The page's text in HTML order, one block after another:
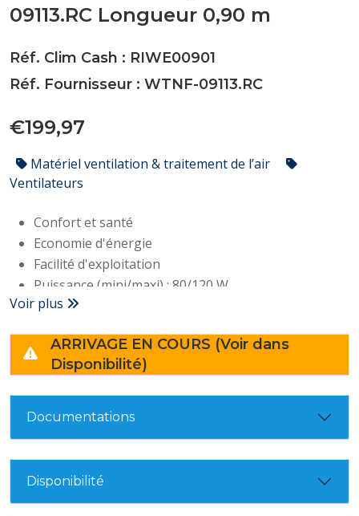
09113.RC Longueur 0,90 m
Réf. Clim Cash : RIWE00901
Réf. Fournisseur : WTNF-09113.RC
€199,97
Matériel ventilation & traitement de l’air
Ventilateurs
Confort et santé
Economie d'énergie
Facilité d'exploitation
Puissance (mini/maxi) : 80/120 W
Niveau sonore (haut/bas) : 58/43dB(A)
Vitesse de l'air : 11 m/seconde
Garantie : 3 ans
195x900x220 / 13 kg
Voir plus
ARRIVAGE EN COURS (Voir dans
Disponibilité)
Documentations
Disponibilité